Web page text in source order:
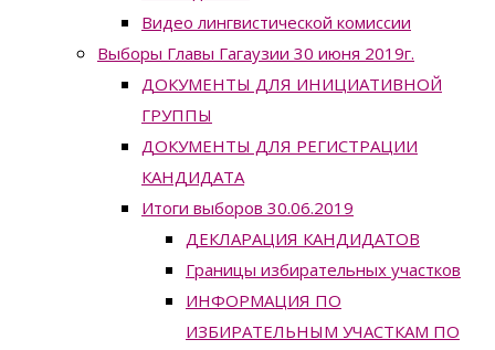
Видео лингвистической комиссии
Выборы Главы Гагаузии 30 июня 2019г.
ДОКУМЕНТЫ ДЛЯ ИНИЦИАТИВНОЙ
ГРУППЫ
ДОКУМЕНТЫ ДЛЯ РЕГИСТРАЦИИ
КАНДИДАТА
Итоги выборов 30.06.2019
ДЕКЛАРАЦИЯ КАНДИДАТОВ
Границы избирательных участков
ИНФОРМАЦИЯ ПО
ИЗБИРАТЕЛЬНЫМ УЧАСТКАМ ПО